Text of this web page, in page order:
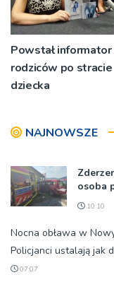
Powstał
rodziców po stracie
dziecka
NAJNOWSZE
osoba
10:10
Nocna obława w
Policjanci ustalają jak
07:07